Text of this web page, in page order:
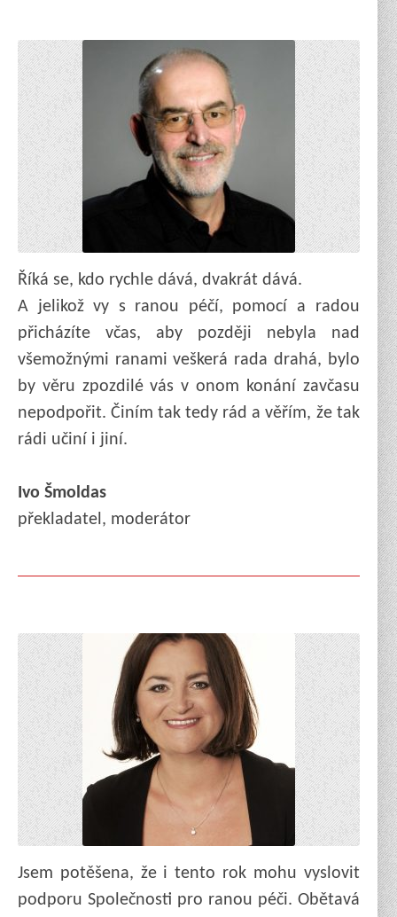
Říká se, kdo rychle dává, dvakrát dává.
A jelikož vy s ranou péčí, pomocí a radou
přicházíte včas, aby později nebyla nad
všemožnými ranami veškerá rada drahá, bylo
by věru zpozdilé vás v onom konání zavčasu
nepodpořit. Činím tak tedy rád a věřím, že tak
rádi učiní i jiní.
Ivo Šmoldas
překladatel, moderátor
Jsem potěšena, že i tento rok mohu vyslovit
podporu Společnosti pro ranou péči. Obětavá